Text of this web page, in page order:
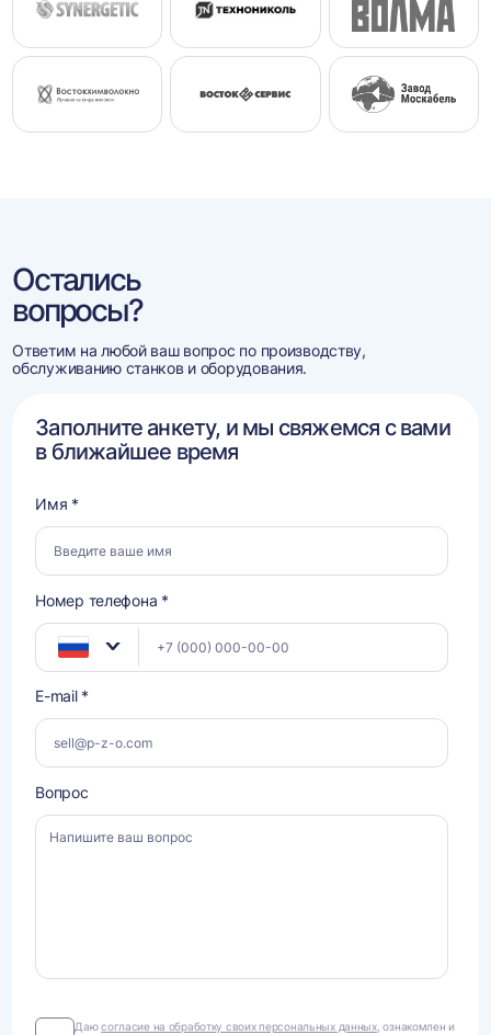
Остались
вопросы?
Ответим на любой ваш вопрос по производству,
обслуживанию станков и оборудования.
Заполните анкету, и мы свяжемся с вами
в ближайшее время
Имя *
Номер телефона *
E-mail *
Вопрос
Даю
Даюсогласие на обработку своих персональных данных, ознакомлен и